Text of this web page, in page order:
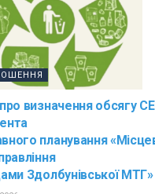
визначення обсягу
планування
Здолбунівської МТГ»